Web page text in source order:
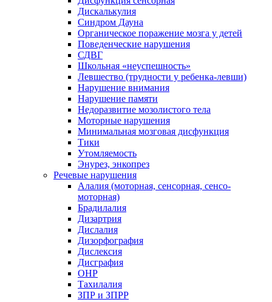
Дискалькулия
Синдром Дауна
Органическое поражение мозга у детей
Поведенческие нарушения
СДВГ
Школьная «неуспешность»
Левшество (трудности у ребенка-левши)
Нарушение внимания
Нарушение памяти
Недоразвитие мозолистого тела
Моторные нарушения
Минимальная мозговая дисфункция
Тики
Утомляемость
Энурез, энкопрез
Речевые нарушения
Алалия (моторная, сенсорная, сенсо-
моторная)
Брадилалия
Дизартрия
Дислалия
Дизорфография
Дислексия
Дисграфия
ОНР
Тахилалия
ЗПР и ЗПРР